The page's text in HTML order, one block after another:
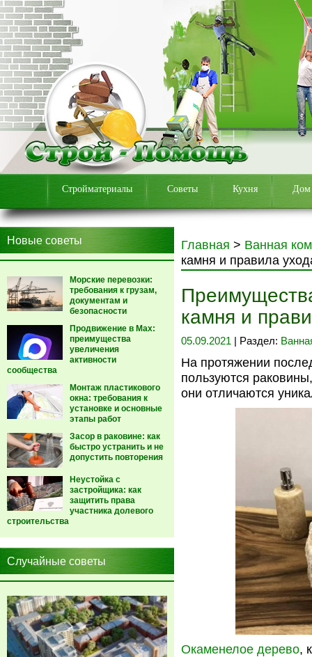
Стройматериалы Советы Кухня Дом
Новые советы
Морские перевозки:
требования к грузам,
документам и
безопасности
Продвижение в Max:
преимущества
увеличения
активности
сообщества
Монтаж пластикового
окна: требования к
установке и основные
этапы работ
Засор в раковине: как
быстро устранить и не
допустить повторения
Неустойка с
застройщика: как
защитить права
участника долевого
строительства
Случайные советы
Главная > Ванная
камня и правила
камня и
05.09.2021 | Раздел:
На протяжении
пользуются
они отличаются
Окаменелое дерево,